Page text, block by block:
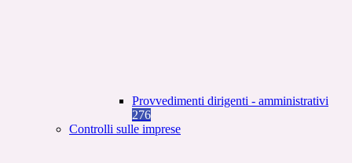
Provvedimenti dirigenti - amministrativi
276
Controlli sulle imprese